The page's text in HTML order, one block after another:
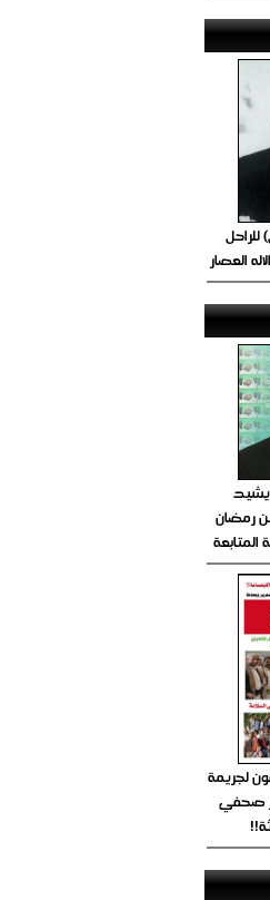
للراحل
العصار
يشيد
رمضان
لجريمة
صحفي